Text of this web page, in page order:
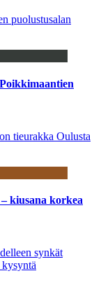
puolustusalan
tieurakka Oulusta
kiusana korkea
synkät